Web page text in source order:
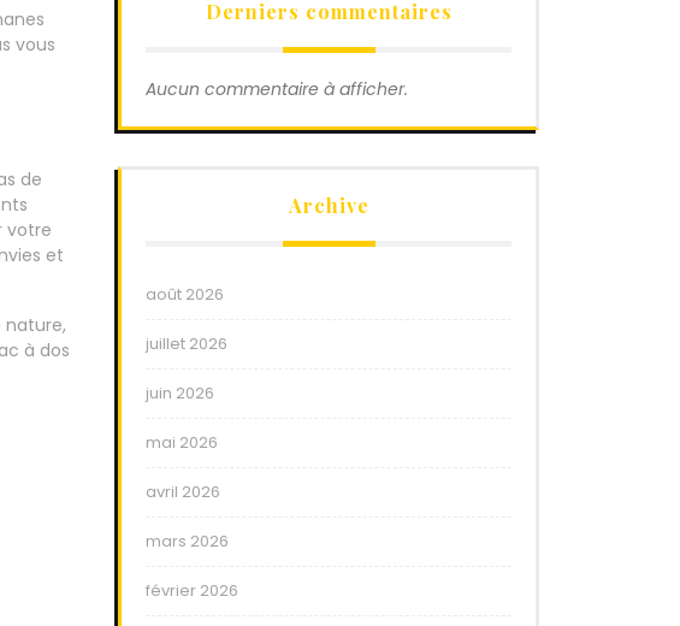
vous
de
votre
et
nature,
à dos
Derniers commentaires
Aucun commentaire à afficher.
Archive
août 2026
juillet 2026
juin 2026
mai 2026
avril 2026
mars 2026
février 2026